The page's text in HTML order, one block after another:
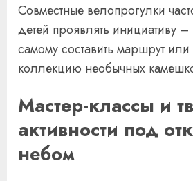
Совместные велопрогулки
детей проявлять инициативу
самому составить маршрут или
коллекцию необычных
Мастер-классы и
активности под
небом